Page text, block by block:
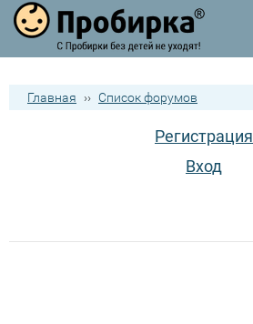
Главная ›› Список форумов
Регистрация
Вход